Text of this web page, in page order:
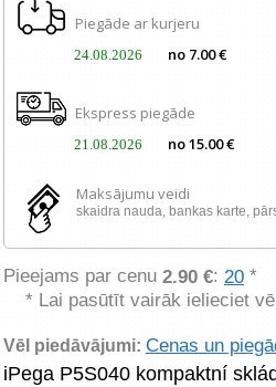
Piegāde ar kurjeru
24.08.2026 no 7.00 €
Ekspress piegāde
21.08.2026 no 15.00 €
Maksājumu veidi
skaidra nauda, ​​bankas karte,
Pieejams par cenu 2.90 €: 20 *
* Lai pasūtīt vairāk ielieciet
Vēl piedāvājumi: Cenas un
iPega P5S040 kompaktní